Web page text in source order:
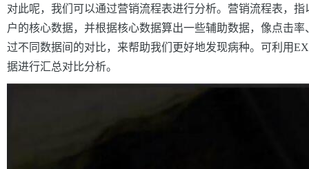
对此呢，我们可以通过营销流程表进行分析。营销流程表，
户的核心数据，并根据核心数据算出一些辅助数据，像点击
过不同数据间的对比，来帮助我们更好地发现病种。可利用
据进行汇总对比分析。